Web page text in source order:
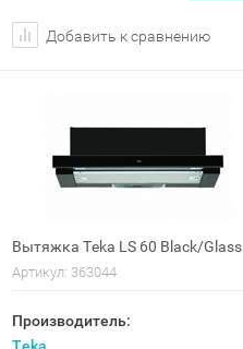
Добавить к сравнению
Вытяжка Teka LS 60 Black/Glass
Артикул: 363044
Производитель:
Teka